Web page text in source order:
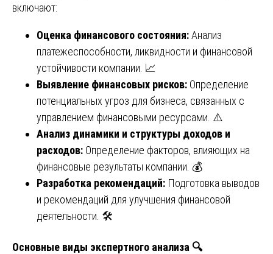
включают:
Оценка финансового состояния:Анализ
платежеспособности, ликвидности и финансовой
устойчивости компании. 📈
Выявление финансовых рисков: Определение
потенциальных угроз для бизнеса, связанных с
управлением финансовыми ресурсами. ⚠️
Анализ динамики и структуры доходов и
расходов: Определение факторов, влияющих на
финансовые результаты компании. 💰
Разработка рекомендаций: Подготовка выводов
и рекомендаций для улучшения финансовой
деятельности. 🛠️
Основные виды экспертного анализа 🔍